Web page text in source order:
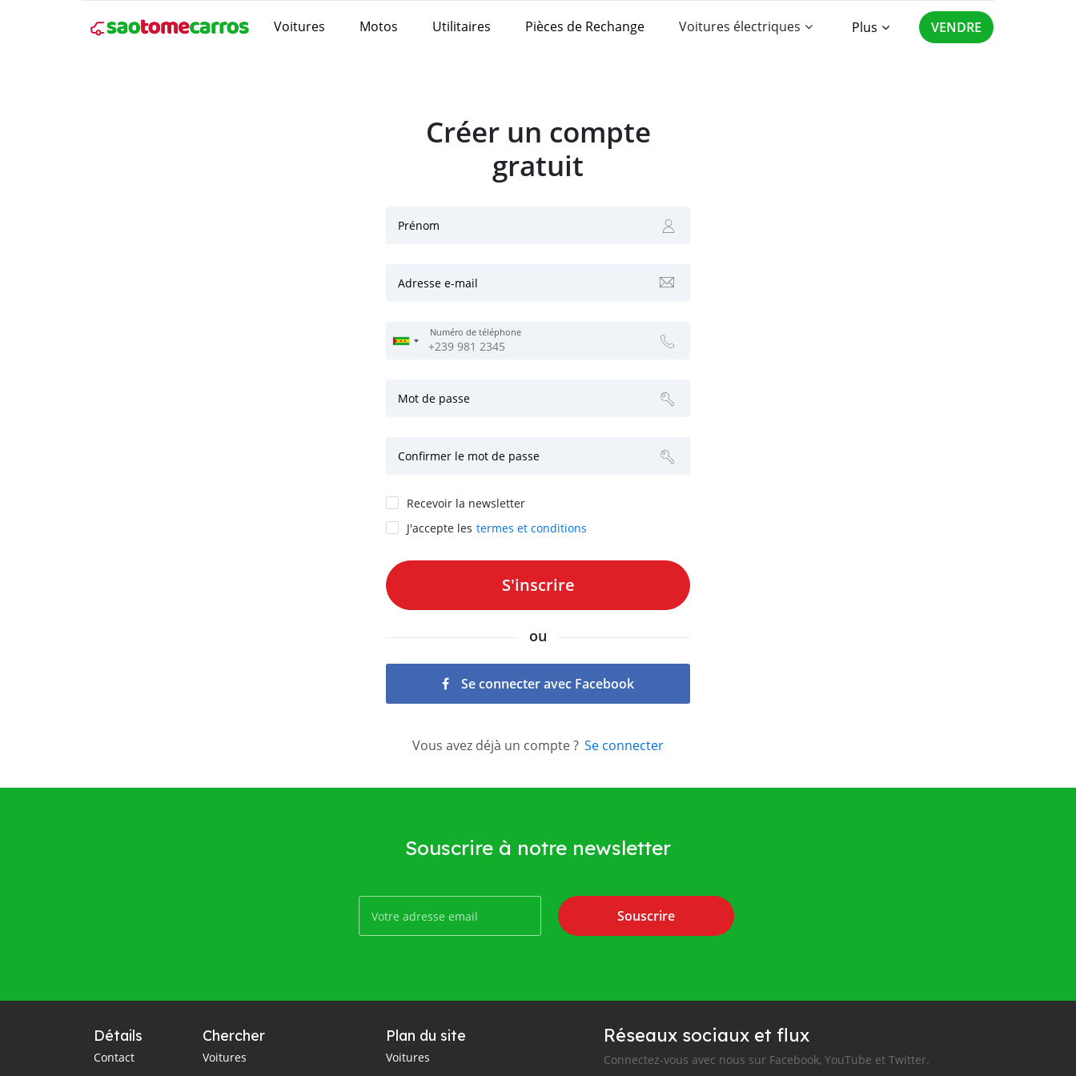
Voitures Motos Utilitaires Pièces de Rechange Voitures électriques Plus VENDRE
Créer un compte
gratuit
Prénom
Adresse e-mail
Numéro de téléphone
Mot de passe
Confirmer le mot de passe
Recevoir la newsletter
J'accepte les termes et conditions
ou
Se connecter avec Facebook
Vous avez déjà un compte ? Se connecter
Souscrire à notre newsletter
Souscrire
Détails
Contact
Chercher
Voitures
Plan du site
Voitures
Réseaux sociaux et flux
Connectez-vous avec nous sur Facebook, YouTube et Twitter.